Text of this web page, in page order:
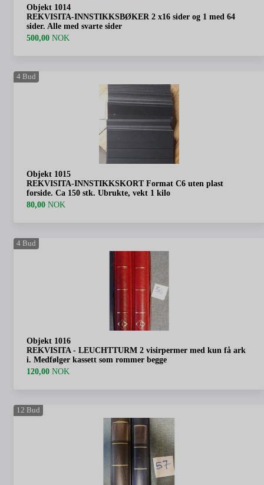
Objekt 1014
REKVISITA-INNSTIKKSBØKER 2 x16 sider og 1 med 64
sider. Alle med svarte sider
500,00 NOK
4 Bud
Objekt 1015
REKVISITA-INNSTIKKSKORT Format C6 uten plast
forside. Ca 150 stk. Ubrukte, vekt 1 kilo
80,00 NOK
4 Bud
Objekt 1016
REKVISITA - LEUCHTTURM 2 visirpermer med kun få ark
i. Medfølger kassett som rommer begge
120,00 NOK
12 Bud